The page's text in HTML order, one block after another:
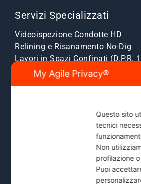
Servizi Specializzati
Videoispezione Condotte HD
Relining e Risanamento No-Dig
Lavori in Spazi Confinati (D.P.R.
Prosciugamento Locali Allagati
Pronto Intervento H24
Servizio di emergenza attivo 24
su 7 per allagamenti, ostruzioni
My Agile Privacy®
Questo sito
tecnici
Non
profilazione
Puoi